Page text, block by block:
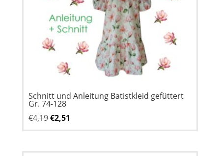
Schnitt und Anleitung Batistkleid gefüttert
Gr. 74-128
€4,19 Ursprünglicher
€2,51